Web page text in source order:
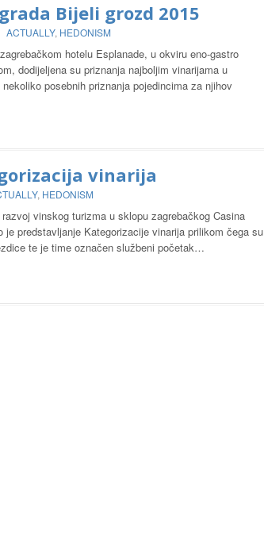
Bijeli grozd 2015
ACTUALLY, HEDONISM
hotelu Esplanade, u okviru eno-gastro
dodijeljena su priznanja najboljim vinarijama u
posebnih priznanja pojedincima za njihov
vinarija
, HEDONISM
vinskog turizma u sklopu zagrebačkog Casina
je predstavljanje Kategorizacije vinarija prilikom čega su
te je time označen službeni početak…